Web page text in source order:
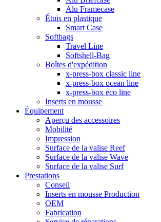
Alu Framecase
Étuis en plastique
Smart Case
Softbags
Travel Line
Softshell-Bag
Boîtes d'expédition
x-press-box classic line
x-press-box ocean line
x-press-box eco line
Inserts en mousse
Équipement
Aperçu des accessoires
Mobilité
Impression
Surface de la valise Reef
Surface de la valise Wave
Surface de la valise Surf
Prestations
Conseil
Inserts en mousse Production
OEM
Fabrication